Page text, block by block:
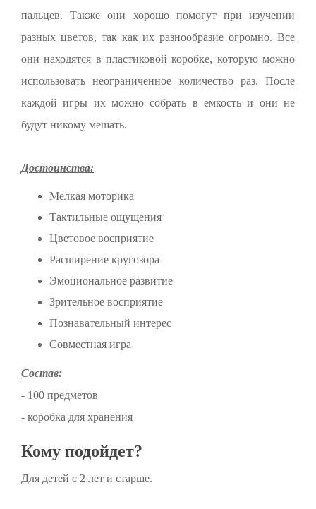
пальцев. Также они хорошо помогут при изучении
разных цветов, так как их разнообразие огромно. Все
они находятся в пластиковой коробке, которую можно
использовать неограниченное количество раз. После
каждой игры их можно собрать в емкость и они не
будут никому мешать.
Достоинства:
Мелкая моторика
Тактильные ощущения
Цветовое восприятие
Расширение кругозора
Эмоциональное развитие
Зрительное восприятие
Познавательный интерес
Совместная игра
Состав:
- 100 предметов
- коробка для хранения
Кому подойдет?
Для детей с 2 ​​лет и старше.